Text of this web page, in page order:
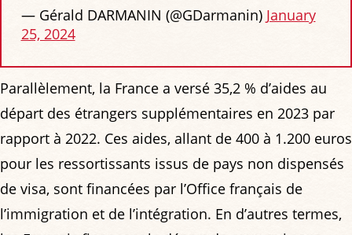
— Gérald DARMANIN (@GDarmanin) January
25, 2024
Parallèlement, la France a versé 35,2 % d’aides au
départ des étrangers supplémentaires en 2023 par
rapport à 2022. Ces aides, allant de 400 à 1.200 euros
pour les ressortissants issus de pays non dispensés
de visa, sont financées par l’Office français de
l’immigration et de l’intégration. En d’autres termes,